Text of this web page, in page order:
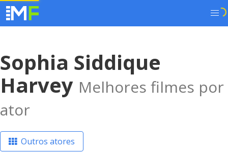
Sophia Siddique
Harvey Melhores filmes por
ator
Outros atores